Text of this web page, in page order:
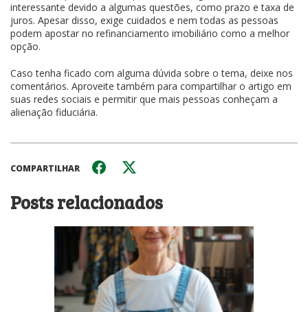
interessante devido a algumas questões, como prazo e taxa de
juros. Apesar disso, exige cuidados e nem todas as pessoas
podem apostar no refinanciamento imobiliário como a melhor
opção.
Caso tenha ficado com alguma dúvida sobre o tema, deixe nos
comentários. Aproveite também para compartilhar o artigo em
suas redes sociais e permitir que mais pessoas conheçam a
alienação fiduciária.
COMPARTILHAR
Posts relacionados